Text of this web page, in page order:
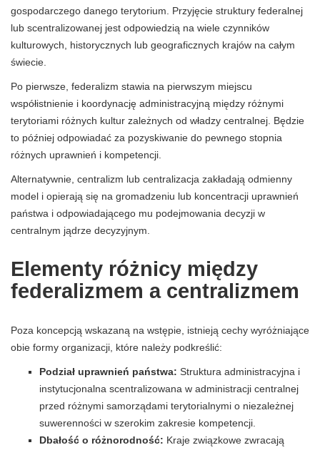
gospodarczego danego terytorium. Przyjęcie struktury federalnej
lub scentralizowanej jest odpowiedzią na wiele czynników
kulturowych, historycznych lub geograficznych krajów na całym
świecie.
Po pierwsze, federalizm stawia na pierwszym miejscu
współistnienie i koordynację administracyjną między różnymi
terytoriami różnych kultur zależnych od władzy centralnej. Będzie
to później odpowiadać za pozyskiwanie do pewnego stopnia
różnych uprawnień i kompetencji.
Alternatywnie, centralizm lub centralizacja zakładają odmienny
model i opierają się na gromadzeniu lub koncentracji uprawnień
państwa i odpowiadającego mu podejmowania decyzji w
centralnym jądrze decyzyjnym.
Elementy różnicy między
federalizmem a centralizmem
Poza koncepcją wskazaną na wstępie, istnieją cechy wyróżniające
obie formy organizacji, które należy podkreślić:
Podział uprawnień państwa: Struktura administracyjna i
instytucjonalna scentralizowana w administracji centralnej
przed różnymi samorządami terytorialnymi o niezależnej
suwerenności w szerokim zakresie kompetencji.
Dbałość o różnorodność: Kraje związkowe zwracają